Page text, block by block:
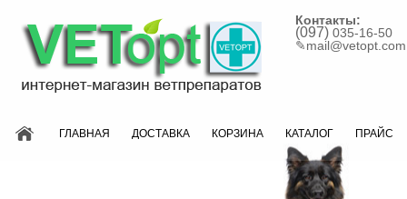
Контакты:
(097) 035-16-50
✎mail@vetopt.com
ГЛАВНАЯ ДОСТАВКА КОРЗИНА КАТАЛОГ ПРАЙС